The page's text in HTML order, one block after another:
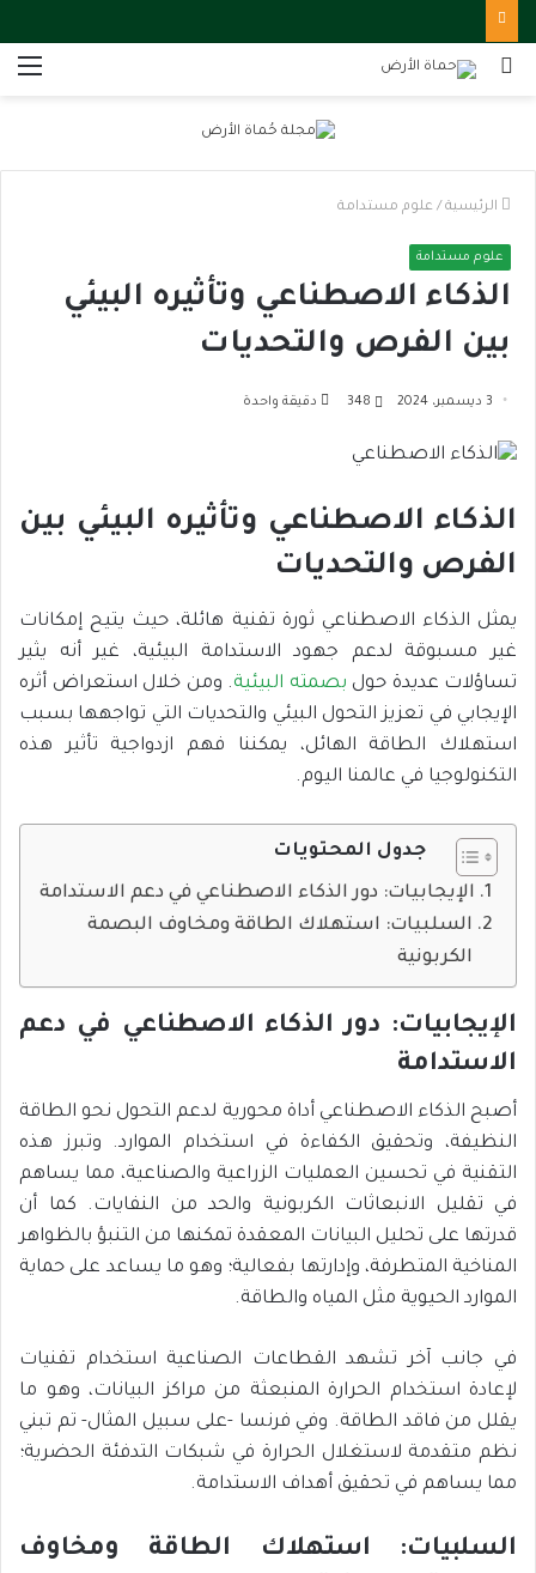
بحث
الرئيسية / علوم مستدامة
علوم مستدامة
الذكاء الاصطناعي وتأثيره البيئي
بين الفرص والتحديات
3 ديسمبر، 2024 348 دقيقة واحدة
الذكاء الاصطناعي وتأثيره البيئي بين
الفرص والتحديات
يمثل الذكاء الاصطناعي ثورة تقنية هائلة، حيث يتيح إمكانات
غير مسبوقة لدعم جهود الاستدامة البيئية، غير أنه يثير
تساؤلات عديدة حول بصمته البيئية. ومن خلال استعراض أثره
الإيجابي في تعزيز التحول البيئي والتحديات التي تواجهها بسبب
استهلاك الطاقة الهائل، يمكننا فهم ازدواجية تأثير هذه
التكنولوجيا في عالمنا اليوم.
جدول المحتويات
الإيجابيات: دور الذكاء الاصطناعي في دعم الاستدامة
السلبيات: استهلاك الطاقة ومخاوف البصمة
الكربونية
الإيجابيات: دور الذكاء الاصطناعي في دعم
الاستدامة
أصبح الذكاء الاصطناعي أداة محورية لدعم التحول نحو الطاقة
النظيفة، وتحقيق الكفاءة في استخدام الموارد. وتبرز هذه
التقنية في تحسين العمليات الزراعية والصناعية، مما يساهم
في تقليل الانبعاثات الكربونية والحد من النفايات. كما أن
قدرتها على تحليل البيانات المعقدة تمكنها من التنبؤ بالظواهر
المناخية المتطرفة، وإدارتها بفعالية؛ وهو ما يساعد على حماية
الموارد الحيوية مثل المياه والطاقة.
في جانب آخر تشهد القطاعات الصناعية استخدام تقنيات
لإعادة استخدام الحرارة المنبعثة من مراكز البيانات، وهو ما
يقلل من فاقد الطاقة. وفي فرنسا -على سبيل المثال- تم تبني
نظم متقدمة لاستغلال الحرارة في شبكات التدفئة الحضرية؛
مما يساهم في تحقيق أهداف الاستدامة.
السلبيات: استهلاك الطاقة ومخاوف